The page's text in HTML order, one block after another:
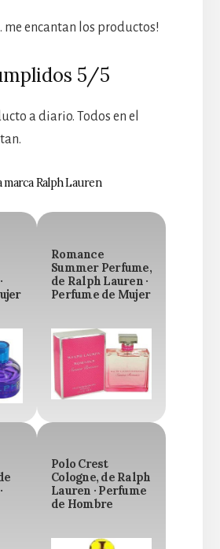
me encantan los productos!
5/5
a diario. Todos en el
marca Ralph Lauren
Romance
Summer Perfume,
de Ralph Lauren ·
Perfume de Mujer
Polo Crest
Cologne, de Ralph
Lauren · Perfume
de Hombre